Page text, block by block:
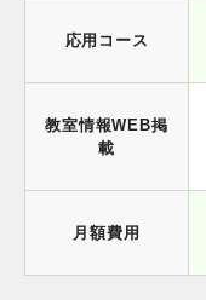
応用コース
教室情報WEB掲
載
月額費用